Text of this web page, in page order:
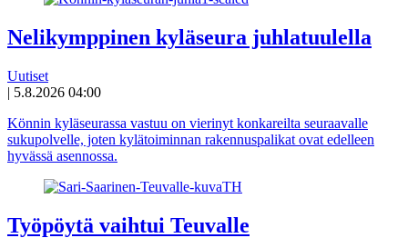
Nelikymppinen kyläseura juhlatuulella
Uutiset
| 5.8.2026 04:00
Könnin kyläseurassa vastuu on vierinyt konkareilta seuraavalle
sukupolvelle, joten kylätoiminnan rakennuspalikat ovat edelleen
hyvässä asennossa.
Työpöytä vaihtui Teuvalle